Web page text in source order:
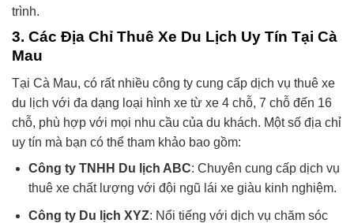
trình.
3. Các Địa Chỉ Thuê Xe Du Lịch Uy Tín Tại Cà
Mau
Tại Cà Mau, có rất nhiều công ty cung cấp dịch vụ thuê xe
du lịch với đa dạng loại hình xe từ xe 4 chỗ, 7 chỗ đến 16
chỗ, phù hợp với mọi nhu cầu của du khách. Một số địa chỉ
uy tín mà bạn có thể tham khảo bao gồm:
Công ty TNHH Du lịch ABC: Chuyên cung cấp dịch vụ
thuê xe chất lượng với đội ngũ lái xe giàu kinh nghiệm.
Công ty Du lịch XYZ: Nổi tiếng với dịch vụ chăm sóc